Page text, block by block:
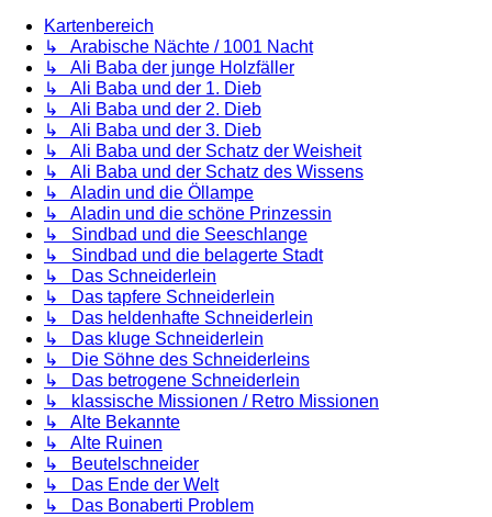
Kartenbereich
↳ Arabische Nächte / 1001 Nacht
↳ Ali Baba der junge Holzfäller
↳ Ali Baba und der 1. Dieb
↳ Ali Baba und der 2. Dieb
↳ Ali Baba und der 3. Dieb
↳ Ali Baba und der Schatz der Weisheit
↳ Ali Baba und der Schatz des Wissens
↳ Aladin und die Öllampe
↳ Aladin und die schöne Prinzessin
↳ Sindbad und die Seeschlange
↳ Sindbad und die belagerte Stadt
↳ Das Schneiderlein
↳ Das tapfere Schneiderlein
↳ Das heldenhafte Schneiderlein
↳ Das kluge Schneiderlein
↳ Die Söhne des Schneiderleins
↳ Das betrogene Schneiderlein
↳ klassische Missionen / Retro Missionen
↳ Alte Bekannte
↳ Alte Ruinen
↳ Beutelschneider
↳ Das Ende der Welt
↳ Das Bonaberti Problem